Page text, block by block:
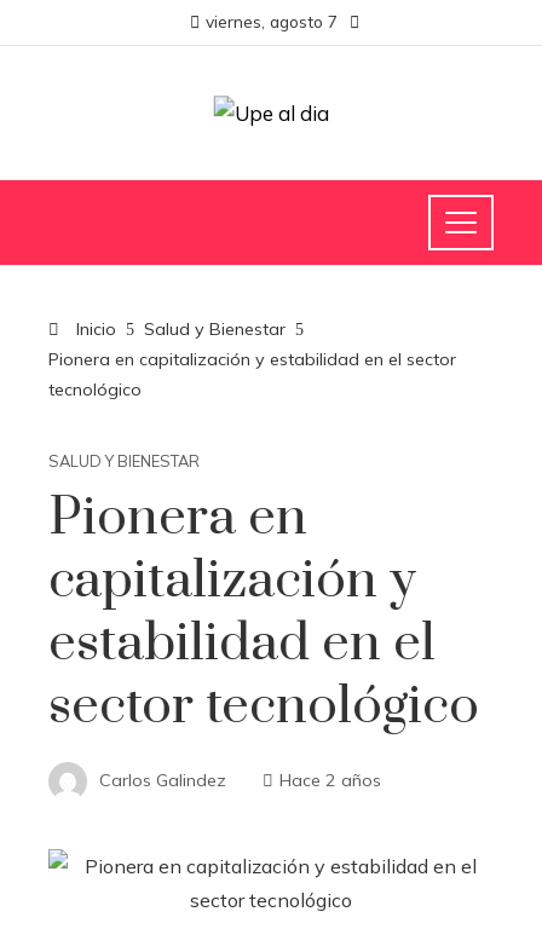
viernes, agosto 7
Inicio
Salud y Bienestar
Pionera en capitalización y estabilidad en el sector
tecnológico
SALUD Y BIENESTAR
Pionera en
capitalización y
estabilidad en el
sector tecnológico
Carlos Galindez Hace 2 años